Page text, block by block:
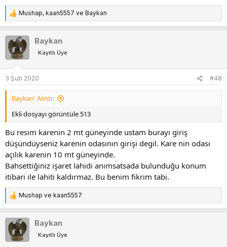
T
e
p
k
i
l
e
:
Mushap, kaan5557 ve Baykan
Baykan
Kayıtlı Üye
3 Şub 2020 #48
Baykan' Alıntı:
Ekli dosyayı görüntüle 513
Bu resim karenin 2 mt güneyinde ustam burayı giriş
düşündüyseniz karenin odasının girişi degil. Kare nin odası
açılık karenin 10 mt güneyinde.
Bahsettiğiniz işaret lahidi anımsatsada bulunduğu konum
itibari ile lahiti kaldırmaz. Bu benim fikrim tabi.
T
e
p
k
i
l
Mushap ve kaan5557
Baykan
Kayıtlı Üye